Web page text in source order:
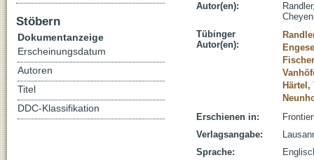
Autor(en):
Tübinger
Autor(en):
Härtel,
Erschienen in:
Verlagsangabe:
Sprache:
Stöbern
Dokumentanzeige
Erscheinungsdatum
Autoren
Titel
DDC-Klassifikation